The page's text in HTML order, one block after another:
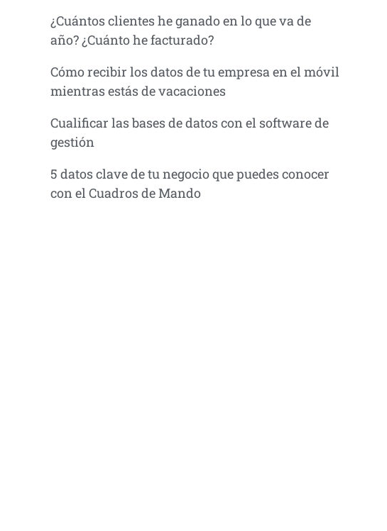
¿Cuántos clientes he ganado en lo que va de
año? ¿Cuánto he facturado?
Cómo recibir los datos de tu empresa en el móvil
mientras estás de vacaciones
Cualificar las bases de datos con el software de
gestión
5 datos clave de tu negocio que puedes conocer
con el Cuadros de Mando